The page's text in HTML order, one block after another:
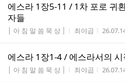
에스라 1장5-11 / 1차 포로 귀
자들
게시판명
│ 아 침 말 씀 묵 상 │ 작성자
최야곱 작성시
에스라 1장1-4 / 에스라서의
게시판명
│ 아 침 말 씀 묵 상 │ 작성자
최야곱 작성시